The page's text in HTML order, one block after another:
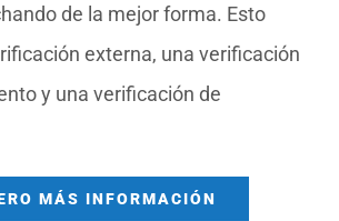
de la mejor forma. Esto
externa, una verificación
y una verificación de
MÁS INFORMACIÓN